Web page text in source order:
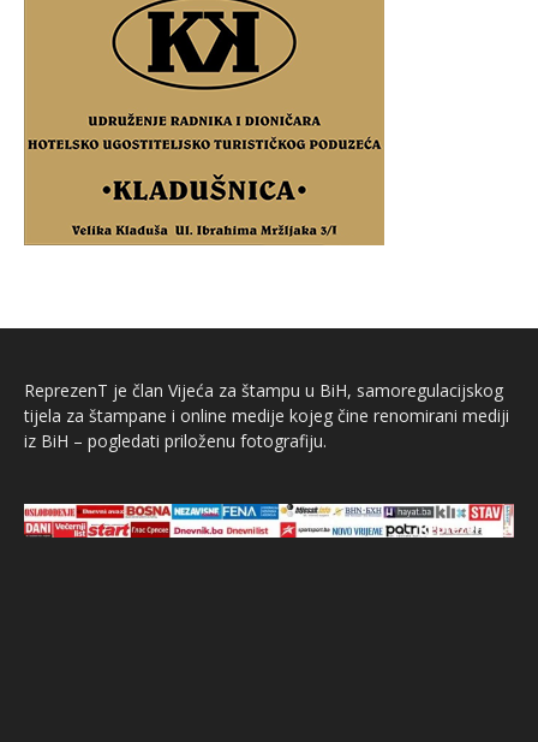
ReprezenT je član Vijeća za štampu u BiH, samoregulacijskog
tijela za štampane i online medije kojeg čine renomirani mediji
iz BiH – pogledati priloženu fotografiju.